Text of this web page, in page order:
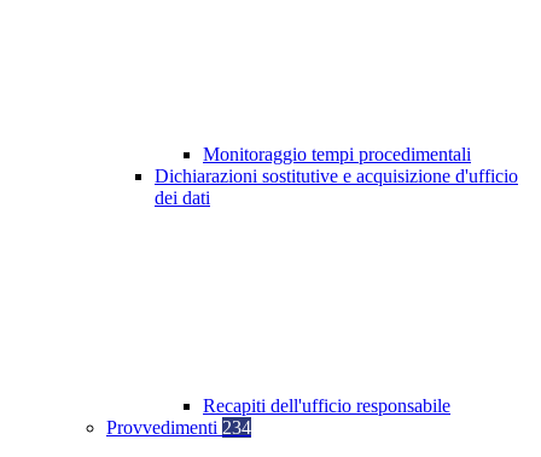
Monitoraggio tempi procedimentali
Dichiarazioni sostitutive e acquisizione d'ufficio
dei dati
Recapiti dell'ufficio responsabile
Provvedimenti 234